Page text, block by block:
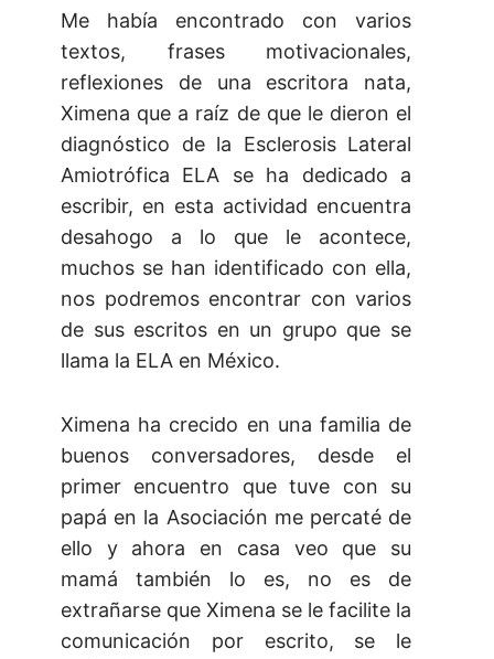
Me había encontrado con varios
textos, frases motivacionales,
reflexiones de una escritora nata,
Ximena que a raíz de que le dieron el
diagnóstico de la Esclerosis Lateral
Amiotrófica ELA se ha dedicado a
escribir, en esta actividad encuentra
desahogo a lo que le acontece,
muchos se han identificado con ella,
nos podremos encontrar con varios
de sus escritos en un grupo que se
llama la ELA en México.
Ximena ha crecido en una familia de
buenos conversadores, desde el
primer encuentro que tuve con su
papá en la Asociación me percaté de
ello y ahora en casa veo que su
mamá también lo es, no es de
extrañarse que Ximena se le facilite la
comunicación por escrito, se le